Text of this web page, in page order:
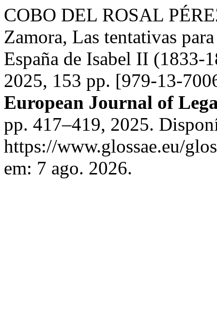
COBO DEL ROSAL
Zamora, Las tentativas
España de Isabel II
2025, 153 pp. [979-13-
European Journal of
pp. 417–419, 2025.
https://www.glossae.eu/
em: 7 ago. 2026.